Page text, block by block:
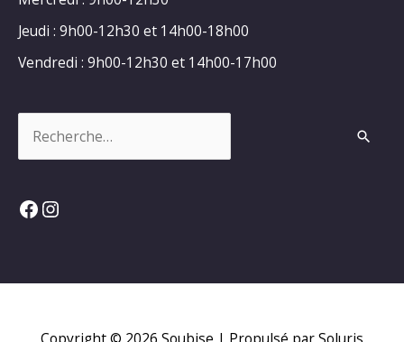
Jeudi : 9h00-12h30 et 14h00-18h00
Vendredi : 9h00-12h30 et 14h00-17h00
Facebook
Instagram